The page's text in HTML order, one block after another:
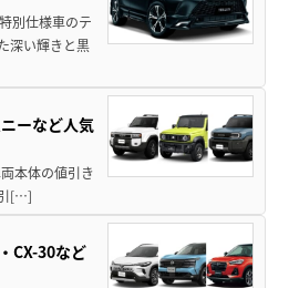
別仕様車のテ
深い輝きと黒
ーなど人気
本体の値引き
[…]
CX-30など